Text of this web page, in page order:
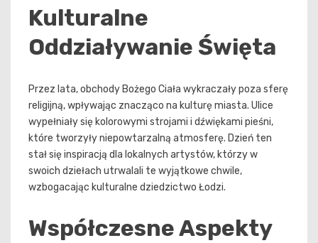
Kulturalne
Oddziaływanie Święta
Przez lata, obchody Bożego Ciała wykraczały poza sferę
religijną, wpływając znacząco na kulturę miasta. Ulice
wypełniały się kolorowymi strojami i dźwiękami pieśni,
które tworzyły niepowtarzalną atmosferę. Dzień ten
stał się inspiracją dla lokalnych artystów, którzy w
swoich dziełach utrwalali te wyjątkowe chwile,
wzbogacając kulturalne dziedzictwo Łodzi.
Współczesne Aspekty